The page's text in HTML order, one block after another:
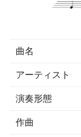
曲名
アーティスト
演奏形態
作曲